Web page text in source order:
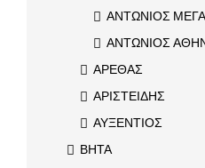
ΑΝΤΩΝΙΟΣ
ΑΝΤΩΝΙΟΣ
ΑΡΕΘΑΣ
ΑΡΙΣΤΕΙΔΗΣ
ΑΥΞΕΝΤΙΟΣ
ΒΗΤΑ